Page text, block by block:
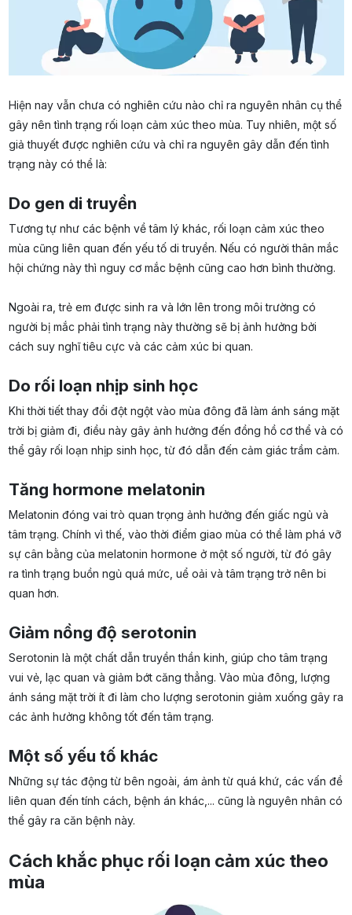
Hiện nay vẫn chưa có nghiên cứu nào chỉ ra nguyên nhân cụ thể
gây nên tình trạng rối loạn cảm xúc theo mùa. Tuy nhiên, một số
giả thuyết được nghiên cứu và chỉ ra nguyên gây dẫn đến tình
trạng này có thể là:
Do gen di truyền
Tương tự như các bệnh về tâm lý khác, rối loạn cảm xúc theo
mùa cũng liên quan đến yếu tố di truyền. Nếu có người thân mắc
hội chứng này thì nguy cơ mắc bệnh cũng cao hơn bình thường.
Ngoài ra, trẻ em được sinh ra và lớn lên trong môi trường có
người bị mắc phải tình trạng này thường sẽ bị ảnh hưởng bởi
cách suy nghĩ tiêu cực và các cảm xúc bi quan.
Do rối loạn nhịp sinh học
Khi thời tiết thay đổi đột ngột vào mùa đông đã làm ánh sáng mặt
trời bị giảm đi, điều này gây ảnh hưởng đến đồng hồ cơ thể và có
thể gây rối loạn nhịp sinh học, từ đó dẫn đến cảm giác trầm cảm.
Tăng hormone melatonin
Melatonin đóng vai trò quan trọng ảnh hưởng đến giấc ngủ và
tâm trạng. Chính vì thế, vào thời điểm giao mùa có thể làm phá vỡ
sự cân bằng của melatonin hormone ở một số người, từ đó gây
ra tình trạng buồn ngủ quá mức, uể oải và tâm trạng trở nên bi
quan hơn.
Giảm nồng độ serotonin
Serotonin là một chất dẫn truyền thần kinh, giúp cho tâm trạng
vui vẻ, lạc quan và giảm bớt căng thẳng. Vào mùa đông, lượng
ánh sáng mặt trời ít đi làm cho lượng serotonin giảm xuống gây ra
các ảnh hưởng không tốt đến tâm trạng.
Một số yếu tố khác
Những sự tác động từ bên ngoài, ám ảnh từ quá khứ, các vấn đề
liên quan đến tính cách, bệnh án khác,... cũng là nguyên nhân có
thể gây ra căn bệnh này.
Cách khắc phục rối loạn cảm xúc theo
mùa